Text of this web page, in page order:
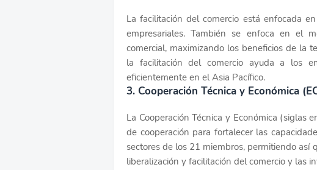
La facilitación del comercio está enfocada
empresariales. También se enfoca en el
comercial, maximizando los beneficios de la
la facilitación del comercio ayuda a los
eficientemente en el Asia Pacífico.
3. Cooperación Técnica y Económica
La Cooperación Técnica y Económica (siglas
de cooperación para fortalecer las
sectores de los 21 miembros, permitiendo así
liberalización y facilitación del comercio y las